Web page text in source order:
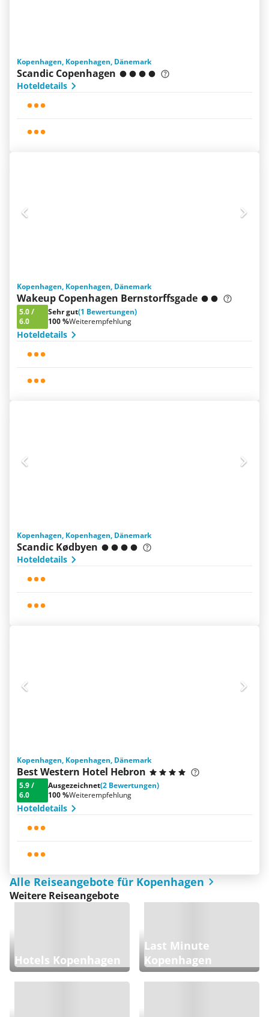
Kopenhagen, Kopenhagen, Dänemark
Scandic Copenhagen
Hoteldetails
Kopenhagen, Kopenhagen, Dänemark
Wakeup Copenhagen Bernstorffsgade
5.0/
6.0
Sehr gut(1 Bewertungen)
100 %Weiterempfehlung
Hoteldetails
Kopenhagen, Kopenhagen, Dänemark
Scandic Kødbyen
Hoteldetails
Kopenhagen, Kopenhagen, Dänemark
Best Western Hotel Hebron
5.9/
6.0
Ausgezeichnet(2 Bewertungen)
100 %Weiterempfehlung
Hoteldetails
Alle Reiseangebote für Kopenhagen
Weitere Reiseangebote
Hotels Kopenhagen
Last Minute
Kopenhagen